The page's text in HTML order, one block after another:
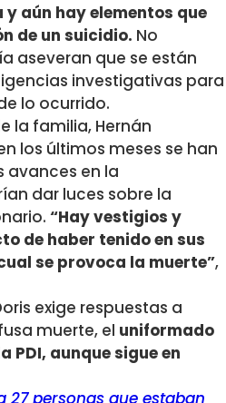
aún hay elementos que
de un suicidio. No
aseveran que se están
investigativas para
lo ocurrido.
la familia, Hernán
los últimos meses se han
en la
dar luces sobre la
“Hay vestigios y
de haber tenido en sus
se provoca la muerte”,
exige respuestas a
muerte, el uniformado
PDI, aunque sigue en
27 personas que estaban